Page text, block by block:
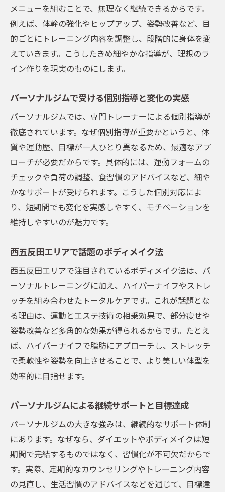
メニューを組むことで、無理なく継続できるからです。
例えば、体幹の強化やヒップアップ、姿勢改善など、目
的ごとにトレーニング内容を調整し、段階的に身体を変
えていきます。こうしたきめ細やかな指導が、理想のラ
イン作りを現実のものにします。
パーソナルジムで受ける個別指導と変化の実感
パーソナルジムでは、専門トレーナーによる個別指導が
徹底されています。なぜ個別指導が重要かというと、体
質や運動歴、目標が一人ひとり異なるため、最適なアプ
ローチが必要だからです。具体的には、運動フォームの
チェックや負荷の調整、食習慣のアドバイスなど、細や
かなサポートが受けられます。こうした個別対応によ
り、短期間でも変化を実感しやすく、モチベーションを
維持しやすいのが魅力です。
西五反田エリアで話題のボディメイク法
西五反田エリアで注目されているボディメイク法は、パ
ーソナルトレーニングに加え、ハイパーナイフやストレ
ッチを組み合わせたトータルケアです。これが話題とな
る理由は、運動とエステ技術の相乗効果で、部分痩せや
姿勢改善など多角的な効果が得られるからです。たとえ
ば、ハイパーナイフで脂肪にアプローチし、ストレッチ
で柔軟性や姿勢を向上させることで、より美しい体型を
効率的に目指せます。
パーソナルジムによる継続サポートと目標達成
パーソナルジムの大きな強みは、継続的なサポート体制
にあります。なぜなら、ダイエットやボディメイクは短
期間で完結するものではなく、習慣化が不可欠だからで
す。実際、定期的なカウンセリングやトレーニング内容
の見直し、生活習慣のアドバイスなどを通じて、目標達